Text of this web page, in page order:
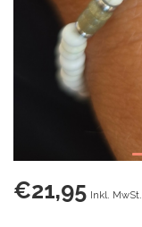
€21,95 Inkl. MwSt.